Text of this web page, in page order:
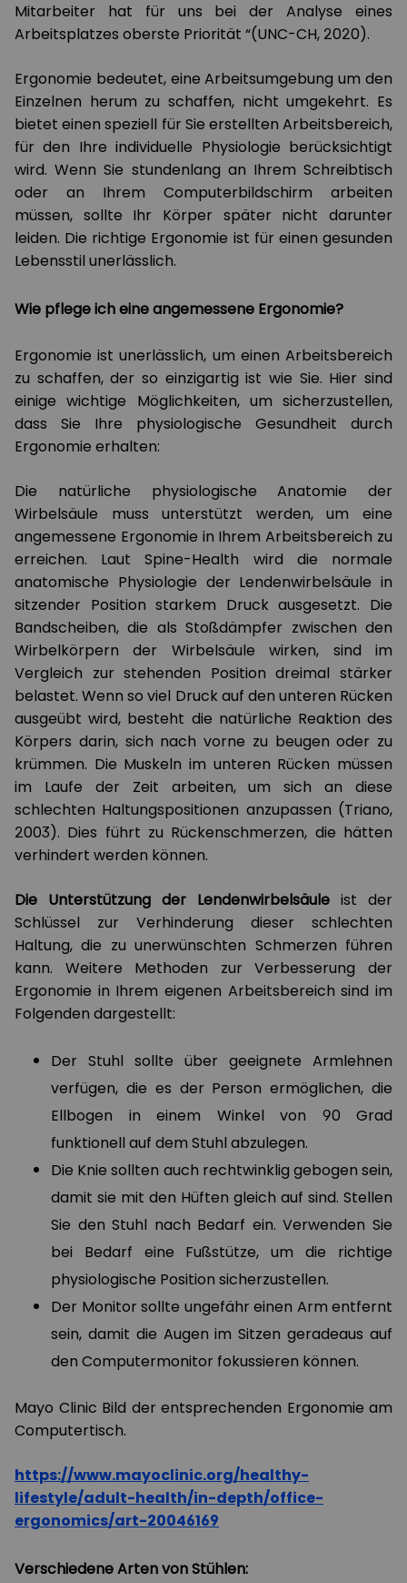
Mitarbeiter hat für uns bei der Analyse eines
Arbeitsplatzes oberste Priorität “(UNC-CH, 2020).
Ergonomie bedeutet, eine Arbeitsumgebung um den
Einzelnen herum zu schaffen, nicht umgekehrt. Es
bietet einen speziell für Sie erstellten Arbeitsbereich,
für den Ihre individuelle Physiologie berücksichtigt
wird. Wenn Sie stundenlang an Ihrem Schreibtisch
oder an Ihrem Computerbildschirm arbeiten
müssen, sollte Ihr Körper später nicht darunter
leiden. Die richtige Ergonomie ist für einen gesunden
Lebensstil unerlässlich.
Wie pflege ich eine angemessene Ergonomie?
Ergonomie ist unerlässlich, um einen Arbeitsbereich
zu schaffen, der so einzigartig ist wie Sie. Hier sind
einige wichtige Möglichkeiten, um sicherzustellen,
dass Sie Ihre physiologische Gesundheit durch
Ergonomie erhalten:
Die natürliche physiologische Anatomie der
Wirbelsäule muss unterstützt werden, um eine
angemessene Ergonomie in Ihrem Arbeitsbereich zu
erreichen. Laut Spine-Health wird die normale
anatomische Physiologie der Lendenwirbelsäule in
sitzender Position starkem Druck ausgesetzt. Die
Bandscheiben, die als Stoßdämpfer zwischen den
Wirbelkörpern der Wirbelsäule wirken, sind im
Vergleich zur stehenden Position dreimal stärker
belastet. Wenn so viel Druck auf den unteren Rücken
ausgeübt wird, besteht die natürliche Reaktion des
Körpers darin, sich nach vorne zu beugen oder zu
krümmen. Die Muskeln im unteren Rücken müssen
im Laufe der Zeit arbeiten, um sich an diese
schlechten Haltungspositionen anzupassen (Triano,
2003). Dies führt zu Rückenschmerzen, die hätten
verhindert werden können.
Die Unterstützung der Lendenwirbelsäule ist der
Schlüssel zur Verhinderung dieser schlechten
Haltung, die zu unerwünschten Schmerzen führen
kann. Weitere Methoden zur Verbesserung der
Ergonomie in Ihrem eigenen Arbeitsbereich sind im
Folgenden dargestellt:
Der Stuhl sollte über geeignete Armlehnen
verfügen, die es der Person ermöglichen, die
Ellbogen in einem Winkel von 90 Grad
funktionell auf dem Stuhl abzulegen.
Die Knie sollten auch rechtwinklig gebogen sein,
damit sie mit den Hüften gleich auf sind. Stellen
Sie den Stuhl nach Bedarf ein. Verwenden Sie
bei Bedarf eine Fußstütze, um die richtige
physiologische Position sicherzustellen.
Der Monitor sollte ungefähr einen Arm entfernt
sein, damit die Augen im Sitzen geradeaus auf
den Computermonitor fokussieren können.
Mayo Clinic Bild der entsprechenden Ergonomie am
Computertisch.
https://www.mayoclinic.org/healthy-
lifestyle/adult-health/in-depth/office-
ergonomics/art-20046169
Verschiedene Arten von Stühlen: